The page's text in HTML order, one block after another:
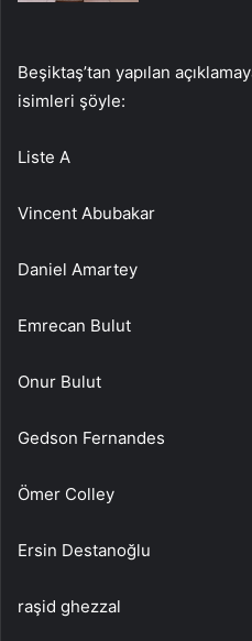
Beşiktaş’tan yapılan
isimleri şöyle:
Liste A
Vincent Abubakar
Daniel Amartey
Emrecan Bulut
Onur Bulut
Gedson Fernandes
Ömer Colley
Ersin Destanoğlu
raşid ghezzal